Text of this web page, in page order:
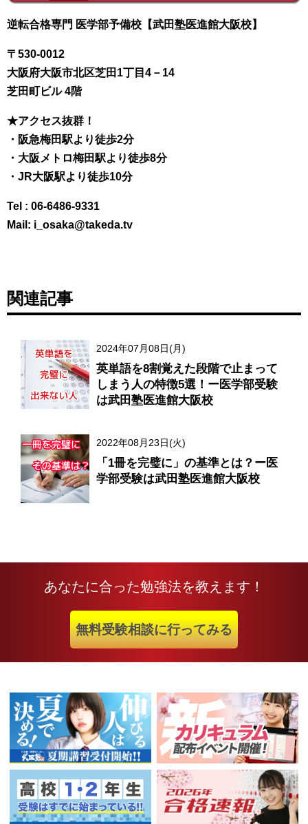
逆転合格専門 医学部予備校【武田塾医進館大阪校】
〒530-0012
大阪府大阪市北区芝田1丁目4－14
芝田町ビル 4階
★アクセス抜群！
・阪急梅田駅より徒歩2分
・大阪メトロ梅田駅より徒歩8分
・JR大阪駅より徒歩10分
Tel : 06-6486-9331
Mail: i_osaka@takeda.tv
関連記事
2024年07月08日(月)
英単語を8割覚えた段階で止まって
しまう人の特徴5選！ー医学部受験
は武田塾医進館大阪校
2022年08月23日(火)
「1冊を完璧に」の基準とは？ー医
学部受験は武田塾医進館大阪校
あなたに合った勉強法を教えます！
無料受験相談に行ってみる